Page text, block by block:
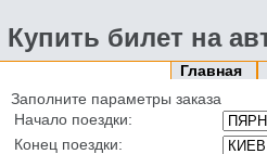
Купить билет на
Главная
Заполните параметры заказа
Начало поездки:
Конец поездки: